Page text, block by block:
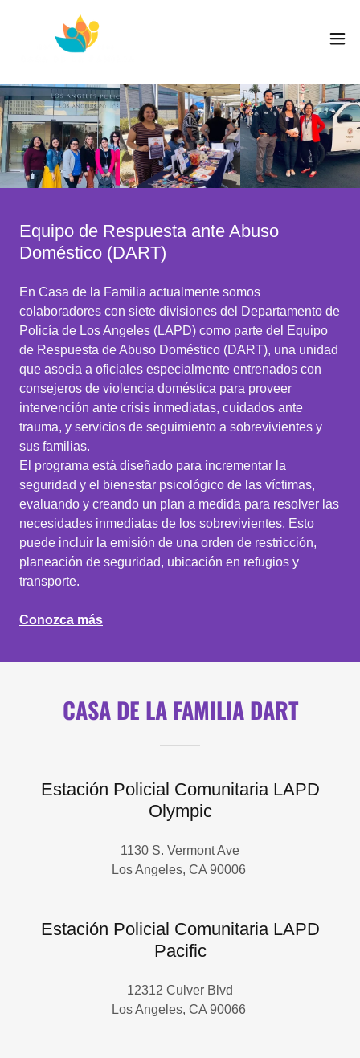
Equipo de Respuesta ante Abuso
Doméstico (DART)
En Casa de la Familia actualmente somos
colaboradores con siete divisiones del Departamento de
Policía de Los Angeles (LAPD) como parte del Equipo
de Respuesta de Abuso Doméstico (DART), una unidad
que asocia a oficiales especialmente entrenados con
consejeros de violencia doméstica para proveer
intervención ante crisis inmediatas, cuidados ante
trauma, y servicios de seguimiento a sobrevivientes y
sus familias.
El programa está diseñado para incrementar la
seguridad y el bienestar psicológico de las víctimas,
evaluando y creando un plan a medida para resolver las
necesidades inmediatas de los sobrevivientes. Esto
puede incluir la emisión de una orden de restricción,
planeación de seguridad, ubicación en refugios y
transporte.
Conozca más
CASA DE LA FAMILIA DART
Estación Policial Comunitaria LAPD
Olympic
1130 S. Vermont Ave
Los Angeles, CA 90006
Estación Policial Comunitaria LAPD
Pacific
12312 Culver Blvd
Los Angeles, CA 90066